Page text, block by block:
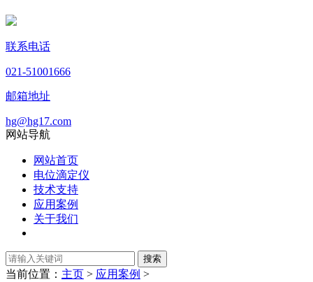
联系电话
021-51001666
邮箱地址
hg@hg17.com
网站导航
网站首页
电位滴定仪
技术支持
应用案例
关于我们
当前位置： 主页 > 应用案例 >